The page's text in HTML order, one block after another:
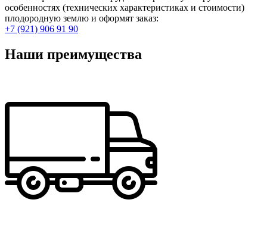
особенностях (технических характеристиках и стоимости)
плодородную землю и оформят заказ:
+7 (921) 906 91 90
Наши преимущества